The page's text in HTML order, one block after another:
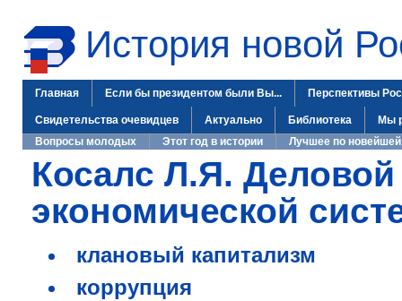
История новой
Главная Если бы президентом были Вы... Перспективы
Свидетельства очевидцев Актуально Библиотека
Мы
Вопросы молодых
Этот год в истории Лучшее по новейшей
Косалс Л.Я.
экономической
клановый капитализм
коррупция